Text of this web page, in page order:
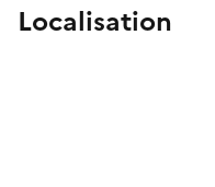
Localisation